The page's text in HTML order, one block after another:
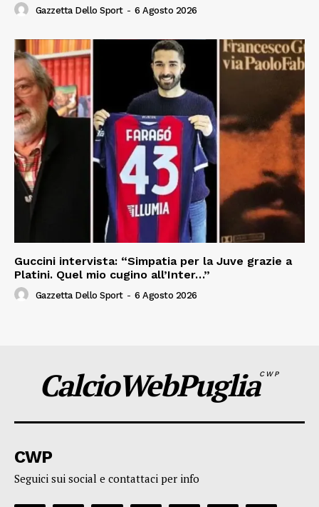
Gazzetta Dello Sport - 6 Agosto 2026
Guccini intervista: “Simpatia per la Juve grazie a
Platini. Quel mio cugino all’Inter…”
Gazzetta Dello Sport - 6 Agosto 2026
CalcioWebPugliaCWP
CWP
Seguici sui social e contattaci per info